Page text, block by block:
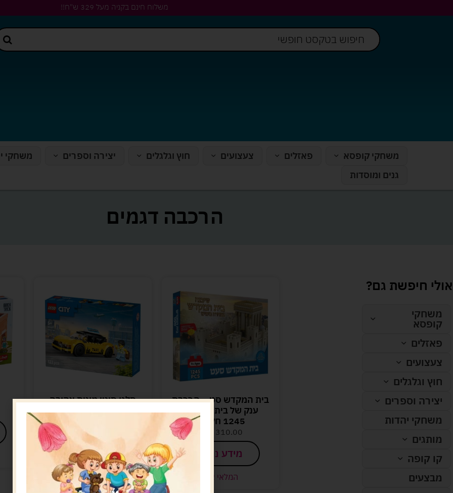
משלוח חינם בקניה מעל 329 ש"ח!!
משחקי קופסא פאזלים צעצועים חוץ וגלגלים יצירה וספרים משחקי
גנים ומוסדות
הרכבה דגמים
אולי חיפשת גם?
משחקי
קופסא
פאזלים
צעצועים
חוץ וגלגלים
יצירה וספרים
משחקי יהדות
מותגים
קו קופה
מבצעים
בית המקדש סט – הרכבת
ענק של בית המקדש
1245 חלקים
310.00
מידע נוסף
המלאי אזל
סלגו סיטי מונית צהובה
LEGO 60487
מידע נוסף
המלאי אזל